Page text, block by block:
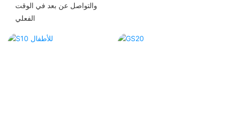
والتواصل عن بعد في الوقت
الفعلي